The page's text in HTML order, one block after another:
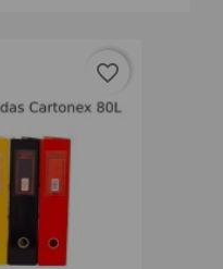
favorite_border